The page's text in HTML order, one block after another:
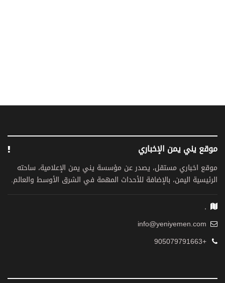
موقع يني يمن الإخباري
موقع اخباري مستقل، يصدر عن مؤسسة يني يمن الإعلامية، ساحته
الرئيسية اليمن، بالإضافة للأحداث المهمة في الشرق الأوسط والعالم.
,
info@yeniyemen.com
+905079791663